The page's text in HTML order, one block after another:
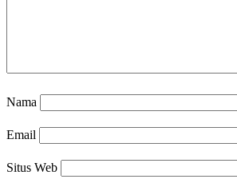
Nama
Email
Situs Web